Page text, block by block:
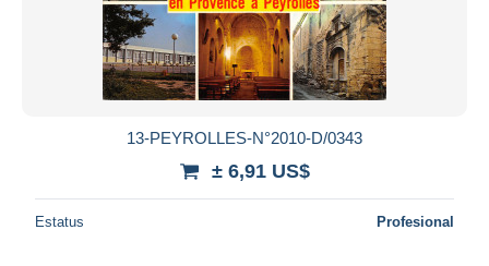
Aplicar
13-PEYROLLES-N°2010-D/0343
± 6,91 US$
Estatus Profesional